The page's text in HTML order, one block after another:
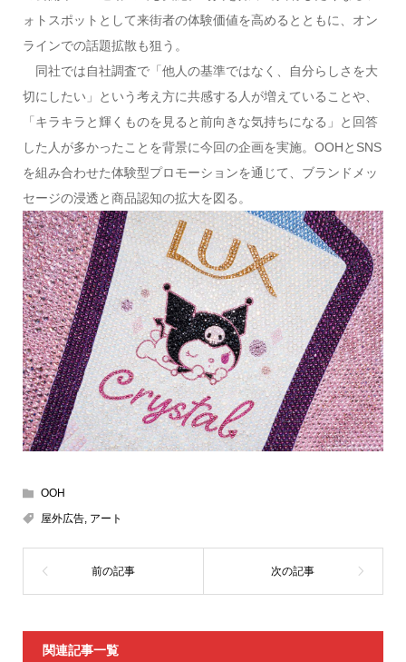
ォトスポットとして来街者の体験価値を高めるとともに、オン
ラインでの話題拡散も狙う。
同社では自社調査で「他人の基準ではなく、自分らしさを大
切にしたい」という考え方に共感する人が増えていることや、
「キラキラと輝くものを見ると前向きな気持ちになる」と回答
した人が多かったことを背景に今回の企画を実施。OOHとSNS
を組み合わせた体験型プロモーションを通じて、ブランドメッ
セージの浸透と商品認知の拡大を図る。
OOH
屋外広告, アート
関連記事一覧